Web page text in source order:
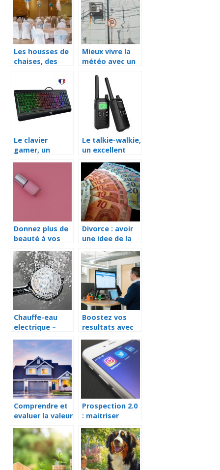
mesurer au
mieux l’humidité
de l’air
Les housses de
chaises, des
pour chaises
destinées à
donner un autre
visage à vos
différentes
Mieux vivre la
météo avec un
réversible
Le clavier
gamer, un
jeux vidéo
utilisable via
votre
Le talkie-walkie,
un excellent
d’évasion
Donnez plus de
beauté à vos
lampe à UV
Divorce : avoir
une idee de la
alimentaire de
son conjoint
Chauffe-eau
electrique –
meilleur choix ?
Boostez vos
resultats avec
prospection
LinkedIn
Comprendre et
evaluer la valeur
immobilier pour
determiner son
veritable
potentiel
Prospection 2.0
: maitriser
attirer vos
prospects
ideaux